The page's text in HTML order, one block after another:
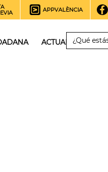
APPVALÈNCIA
ACTUALIDAD